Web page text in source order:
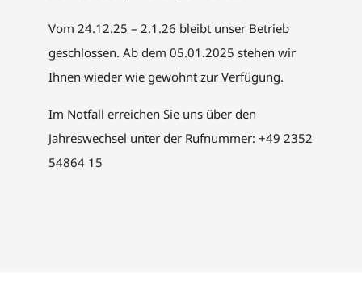
Vom 24.12.25 – 2.1.26 bleibt unser Betrieb
geschlossen. Ab dem 05.01.2025 stehen wir
Ihnen wieder wie gewohnt zur Verfügung.
Im Notfall erreichen Sie uns über den
Jahreswechsel unter der Rufnummer: +49 2352
54864 15